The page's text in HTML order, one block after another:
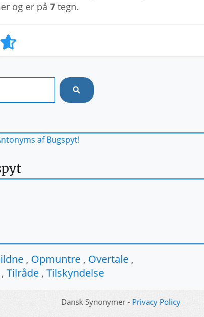
og er på 7 tegn.
af Bugspyt!
, Opmuntre , Overtale ,
, Tilråde , Tilskyndelse
Dansk Synonymer - Privacy Policy